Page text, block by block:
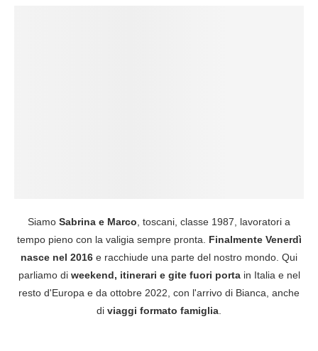
Siamo Sabrina e Marco, toscani, classe 1987, lavoratori a
tempo pieno con la valigia sempre pronta. Finalmente Venerdì
nasce nel 2016 e racchiude una parte del nostro mondo. Qui
parliamo di weekend, itinerari e gite fuori portain Italia e nel
resto d'Europa e da ottobre 2022, con l'arrivo di Bianca, anche
di viaggi formato famiglia.